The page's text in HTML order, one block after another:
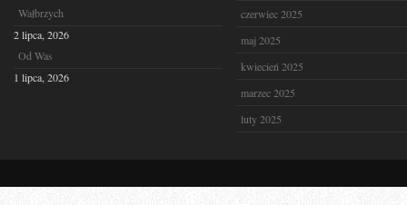
Wałbrzych
2 lipca, 2026
Od Was
1 lipca, 2026
czerwiec 2025
maj 2025
kwiecień 2025
marzec 2025
luty 2025